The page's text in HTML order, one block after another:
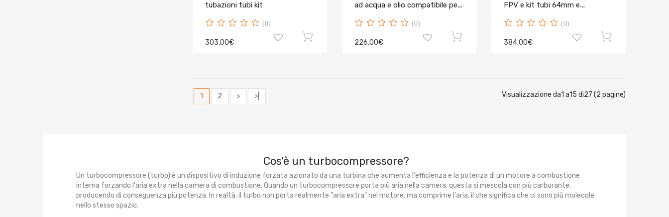
tubazioni tubi kit
(0)
303,00€
ad acqua e olio compatibile per
(0)
226,00€
FPV e kit tubi 64mm e
(0)
384,00€
1 2 > >| Visualizzazione da1 a15 di27 (2 pagine)
Cos'è un turbocompressore?
Un turbocompressore (turbo) è un dispositivo di induzione forzata azionato da una turbina che aumenta l'efficienza e la potenza di un motore a combustione
interna forzando l'aria extra nella camera di combustione. Quando un turbocompressore porta più aria nella camera, questa si mescola con più carburante,
producendo di conseguenza più potenza. In realtà, il turbo non porta realmente "aria extra" nel motore, ma comprime l'aria, il che significa che ci sono più molecole
nello stesso spazio.